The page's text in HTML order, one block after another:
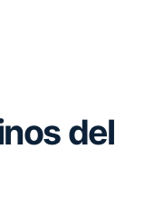
del